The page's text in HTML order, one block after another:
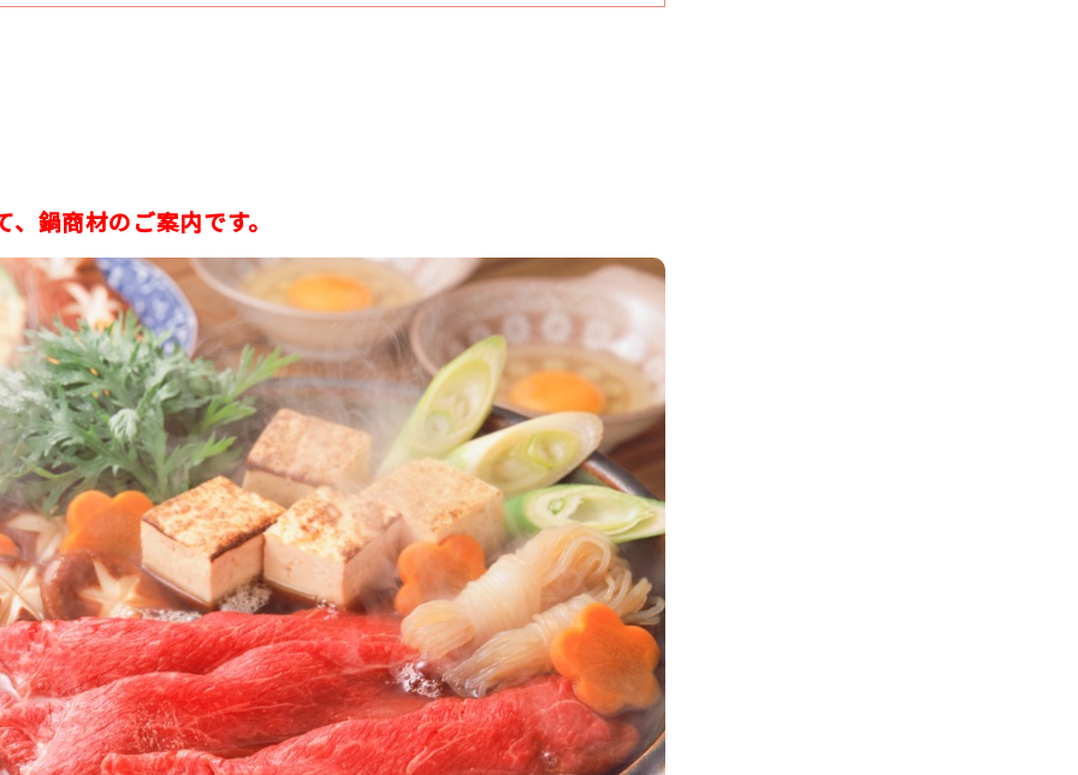
鍋商材のご案内です。